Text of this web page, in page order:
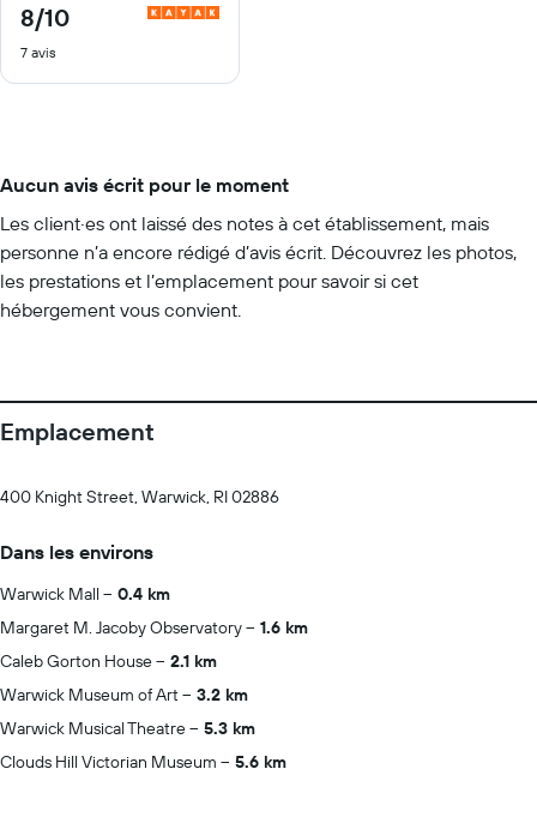
8/10
8
sur
10
7 avis
Aucun avis écrit pour le moment
Les client·es ont laissé des notes à cet établissement, mais
personne n’a encore rédigé d’avis écrit. Découvrez les photos,
les prestations et l’emplacement pour savoir si cet
hébergement vous convient.
Emplacement
400 Knight Street, Warwick, RI 02886
Dans les environs
Warwick Mall
0.4 km
Margaret M. Jacoby Observatory
1.6 km
Caleb Gorton House
2.1 km
Warwick Museum of Art
3.2 km
Warwick Musical Theatre
5.3 km
Clouds Hill Victorian Museum
5.6 km